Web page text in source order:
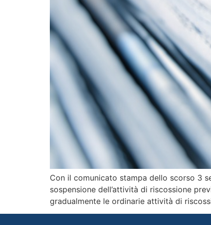
Con il comunicato stampa dello scorso 3
sospensione dell’attività di riscossione
gradualmente le ordinarie attività di